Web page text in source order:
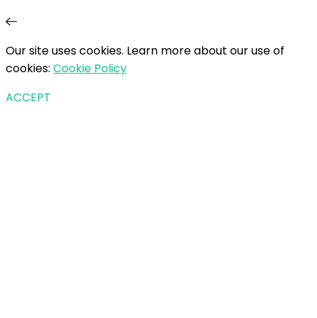
Our site uses cookies. Learn more about our use of
cookies: Cookie Policy
ACCEPT